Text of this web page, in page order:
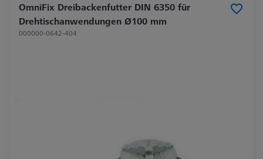
OmniFix Dreibackenfutter DIN 6350 für
Drehtischanwendungen Ø100 mm
000000-0642-404